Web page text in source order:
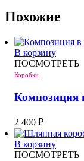
Похожие
В корзину
ПОСМОТРЕТЬ
Коробки
Композиция
2 400 ₽
В корзину
ПОСМОТРЕТЬ